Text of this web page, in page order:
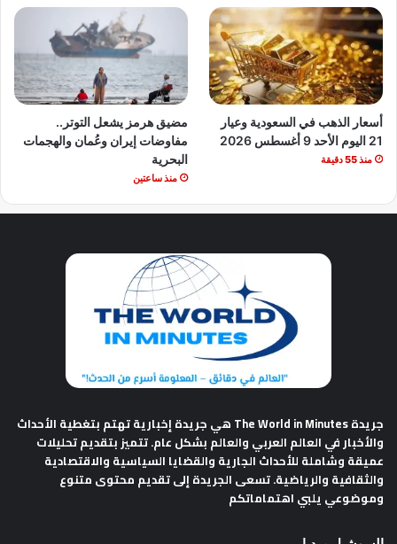
أسعار الذهب في السعودية وعيار
21 اليوم الأحد 9 أغسطس 2026
منذ 55 دقيقة
مضيق هرمز يشعل التوتر..
مفاوضات إيران وعُمان والهجمات
البحرية
منذ ساعتين
جريدة The World in Minutes
هي جريدة إخبارية تهتم بتغطية الأحداث
والأخبار في العالم العربي والعالم بشكل عام. تتميز بتقديم تحليلات
عميقة وشاملة للأحداث الجارية والقضايا السياسية والاقتصادية
والثقافية والرياضية. تسعى الجريدة إلى تقديم محتوى متنوع
وموضوعي يلبي اهتماماتكم